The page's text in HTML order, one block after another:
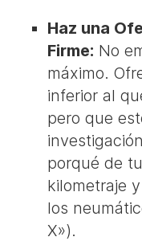
Haz una
Firme: No
máximo.
inferior al
pero que
porqué de
kilometraje
los
X»).